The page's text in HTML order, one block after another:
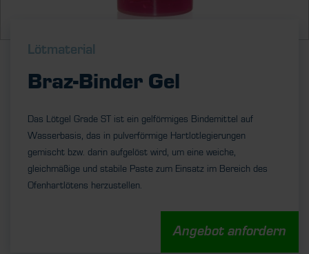
Lötmaterial
Braz-Binder Gel
Das Lötgel Grade ST ist ein gelförmiges Bindemittel auf
Wasserbasis, das in pulverförmige Hartlotlegierungen
gemischt bzw. darin aufgelöst wird, um eine weiche,
gleichmäßige und stabile Paste zum Einsatz im Bereich des
Ofenhartlötens herzustellen.
Angebot anfordern